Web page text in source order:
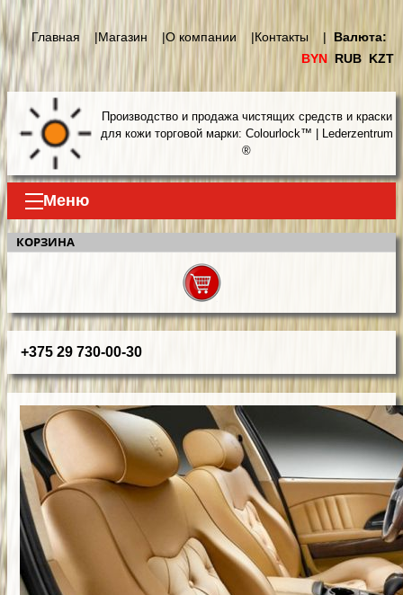
Главная |Магазин |О компании |Контакты |
Валюта:
BYN RUB KZT
Производство и продажа чистящих средств и краски
для кожи торговой марки: Colourlock™ | Lederzentrum
®
Меню
КОРЗИНА
+375 29 730-00-30